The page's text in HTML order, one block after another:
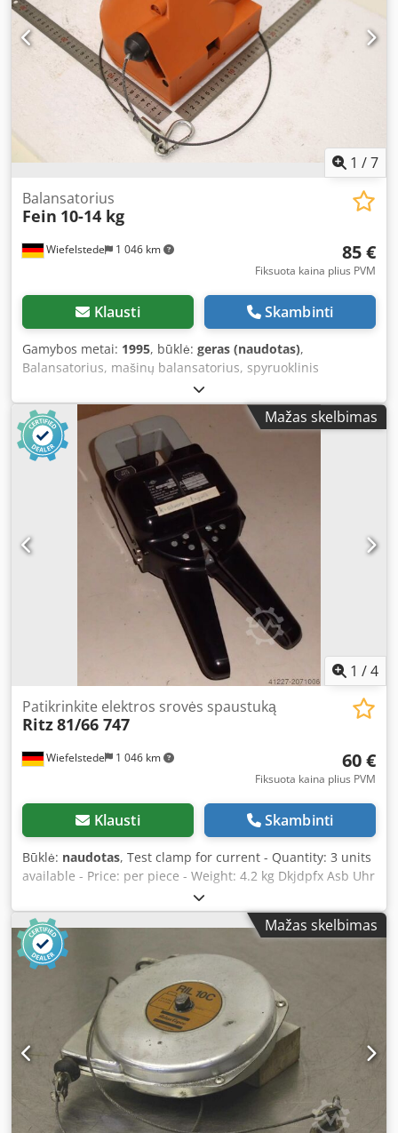
1 /7
Wiefelstede 1 046 km
Balansatorius
Fein 10-14 kg
85 €
Fiksuota kaina plius PVM
Klausti Skambinti
Gamybos metai: 1995, būklė: geras (naudotas),
Balansatorius, mašinų balansatorius, spyruoklinis
traukiklis, lyninis traukiklis, svorio balansatorius,
suvyniojimo įrenginys Dkjdpjzhuglofx Akzer - Gamintojas:
Fein, spyruoklinis balansatorius - Keliamoji galia: 10–14 kg
- Užsakymo nr.: 90801029002 - Kiekis: 1x spyruoklinis
traukiklis prieinamas - Matmenys: 310/190/135 mm -
Svoris: 4 kg
Mažas skelbimas
1 /4
Wiefelstede 1 046 km
Patikrinkite elektros srovės spaustuką
Ritz81/66 747
60 €
Fiksuota kaina plius PVM
Klausti Skambinti
Būklė: naudotas, Test clamp for current - Quantity: 3 units
available - Price: per piece - Weight: 4.2 kg Dkjdpfx Asb Uhr
Mažas skelbimas